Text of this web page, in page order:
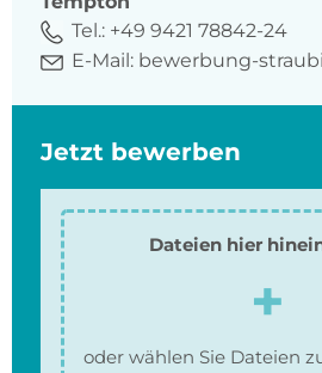
Tel.: +49 9421 78842-24
E-Mail: bewerbung-
Jetzt bewerben
Dateien hier
oder wählen Sie Dateien